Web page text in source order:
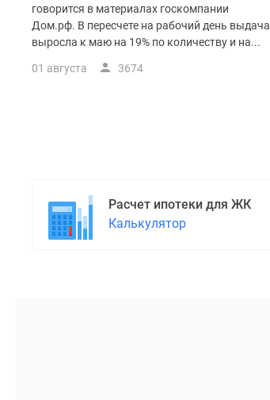
Коттеджные
поселки
водоема
говорится в материалах госкомпании
Дом.рф. В пересчете на рабочий день выдача
выросла к маю на 19% по количеству и на...
01 августа 3674
Расчет ипотеки для ЖК
Калькулятор